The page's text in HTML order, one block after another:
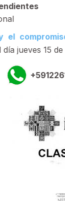
jueves 15